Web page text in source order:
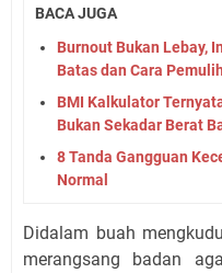
BACA JUGA
Burnout Bukan Lebay,
Batas dan Cara
BMI Kalkulator
Bukan Sekadar Berat
8 Tanda Gangguan
Normal
Didalam buah
merangsang badan